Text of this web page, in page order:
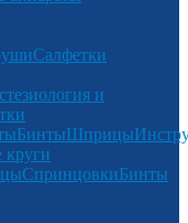
Салфетки
и
БинтыШприцы
круги
СпринцовкиБинты